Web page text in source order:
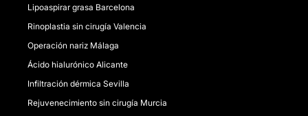
Lipoaspirar grasa Barcelona
Rinoplastia sin cirugía Valencia
Operación nariz Málaga
Ácido hialurónico Alicante
Infiltración dérmica Sevilla
Rejuvenecimiento sin cirugía Murcia